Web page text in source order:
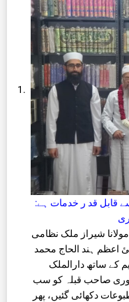
قابل قد ر خدمات ہے:
حضرت مولانا شیراز ملک نظامی
اعظم ہند الحاج محمد
کے ساتھ دارالملک
نوری صاحب قبلہ کو سب
دکھائی گئیں، پھر